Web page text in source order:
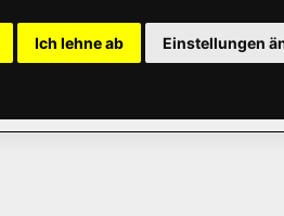
Ich lehne ab Einstellungen